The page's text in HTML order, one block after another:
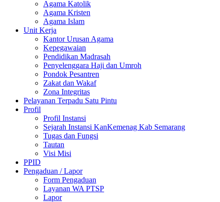
Agama Katolik
Agama Kristen
Agama Islam
Unit Kerja
Kantor Urusan Agama
Kepegawaian
Pendidikan Madrasah
Penyelenggara Haji dan Umroh
Pondok Pesantren
Zakat dan Wakaf
Zona Integritas
Pelayanan Terpadu Satu Pintu
Profil
Profil Instansi
Sejarah Instansi KanKemenag Kab Semarang
Tugas dan Fungsi
Tautan
Visi Misi
PPID
Pengaduan / Lapor
Form Pengaduan
Layanan WA PTSP
Lapor